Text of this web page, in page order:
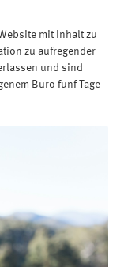
mit Inhalt zu
zu aufregender
und sind
Büro fünf Tage